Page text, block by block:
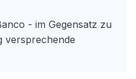
= 20.700 Schritte.
ich 80 und ich fühle
99% nur eine Masche,
- im Gegensatz zu
versprechende